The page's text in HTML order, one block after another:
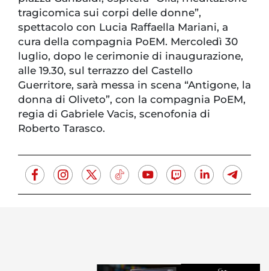
tragicomica sui corpi delle donne”,
spettacolo con Lucia Raffaella Mariani, a
cura della compagnia PoEM. Mercoledì 30
luglio, dopo le cerimonie di inaugurazione,
alle 19.30, sul terrazzo del Castello
Guerritore, sarà messa in scena “Antigone, la
donna di Oliveto”, con la compagnia PoEM,
regia di Gabriele Vacis, scenofonia di
Roberto Tarasco.